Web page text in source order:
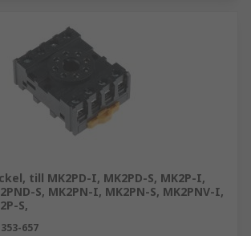
till MK2PD-I, MK2PD-S, MK2P-I,
S, MK2PN-I, MK2PN-S, MK2PNV-I,
S,
353-657